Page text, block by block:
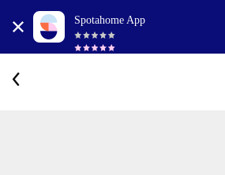
Spotahome App